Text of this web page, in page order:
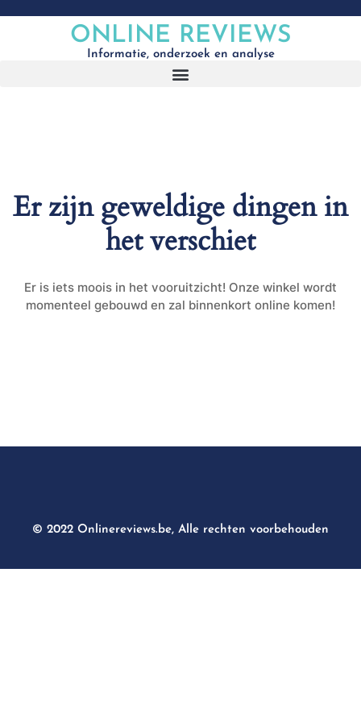
ONLINE REVIEWS
Informatie, onderzoek en analyse
Er zijn geweldige dingen in
het verschiet
Er is iets moois in het vooruitzicht! Onze winkel wordt
momenteel gebouwd en zal binnenkort online komen!
© 2022 Onlinereviews.be, Alle rechten voorbehouden